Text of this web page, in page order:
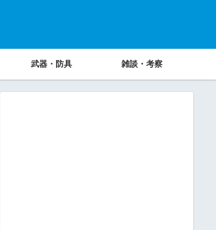
武器・防具 雑談・考察